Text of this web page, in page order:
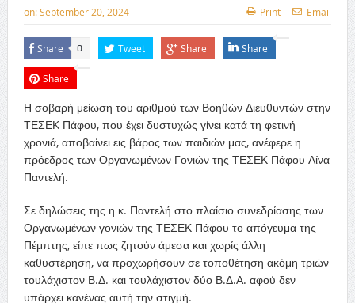
on:September 20, 2024 Print Email
Share 0 Tweet Share Share
Share
Η σοβαρή μείωση του αριθμού των Βοηθών Διευθυντών στην
ΤΕΣΕΚ Πάφου, που έχει δυστυχώς γίνει κατά τη φετινή
χρονιά, αποβαίνει εις βάρος των παιδιών μας, ανέφερε η
πρόεδρος των Οργανωμένων Γονιών της ΤΕΣΕΚ Πάφου Λίνα
Παντελή.
Σε δηλώσεις της η κ. Παντελή στο πλαίσιο συνεδρίασης των
Οργανωμένων γονιών της ΤΕΣΕΚ Πάφου το απόγευμα της
Πέμπτης, είπε πως ζητούν άμεσα και χωρίς άλλη
καθυστέρηση, να προχωρήσουν σε τοποθέτηση ακόμη τριών
τουλάχιστον Β.Δ. και τουλάχιστον δύο Β.Δ.Α. αφού δεν
υπάρχει κανένας αυτή την στιγμή.